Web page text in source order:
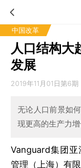
中国改革
人口结构大
发展
2019年11月01日第6期
无论人口前景如
现更高的生产力
Vanguard集团
管理（上海）有